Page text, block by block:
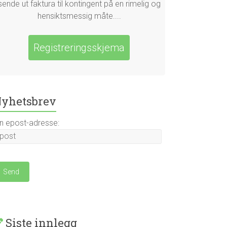
ut faktura til kontingent på en rimelig og
hensiktsmessig måte....
Registreringsskjema
epost-adresse:
Siste innlegg